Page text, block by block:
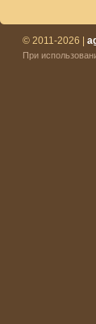
© 2011-2026 |
При